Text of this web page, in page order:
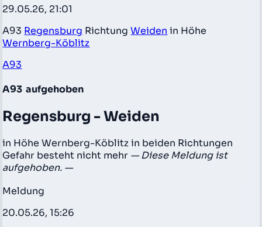
29.05.26, 21:01
A93 Regensburg RichtungWeiden in Höhe
Wernberg-Köblitz
A93
A93 aufgehoben
Regensburg - Weiden
in Höhe Wernberg-Köblitz in beiden Richtungen
Gefahr besteht nicht mehr — Diese Meldung ist
aufgehoben. —
Meldung
20.05.26, 15:26